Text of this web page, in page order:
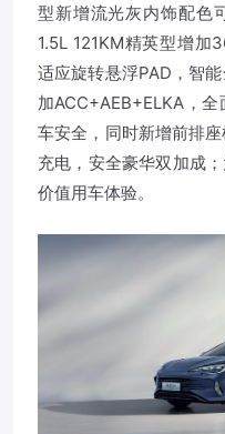
型新增流光灰内饰配色
1.5L 121KM精英型增加
适应旋转悬浮PAD，智
加ACC+AEB+ELKA，
车安全，同时新增前排
充电，安全豪华双加成
价值用车体验。